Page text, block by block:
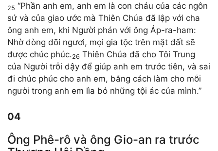
25 “Phần anh em, anh em là con cháu của các ngôn
sứ và của giao ước mà Thiên Chúa đã lập với cha
ông anh em, khi Người phán với ông Áp-ra-ham:
Nhờ dòng dõi ngươi, mọi gia tộc trên mặt đất sẽ
được chúc phúc.26 Thiên Chúa đã cho Tôi Trung
của Người trỗi dậy để giúp anh em trước tiên, và sai
đi chúc phúc cho anh em, bằng cách làm cho mỗi
người trong anh em lìa bỏ những tội ác của mình.”
04
Ông Phê-rô và ông Gio-an ra trước